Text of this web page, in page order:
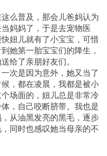
么普及，那会儿爸妈认为
妈妈了，于是去宠物医
妞儿就有了小宝宝，可惜
她第一胎宝宝们的降生，
给了亲朋好友们。
次是因为意外，她又当了
，都在凌晨，我都是被小
场面的，妞儿总是非常冷
，自己咬断脐带。我也是
从油黑发亮的黑毛，逐步
同时也感叹她当母亲的不